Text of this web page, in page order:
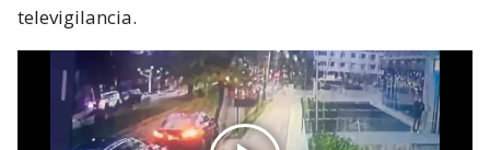
televigilancia.